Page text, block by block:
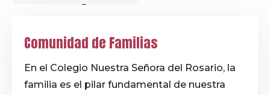
secciones, noticias
y páginas.
Comunidad de Familias
En el Colegio Nuestra Señora del Rosario, la
familia es el pilar fundamental de nuestra